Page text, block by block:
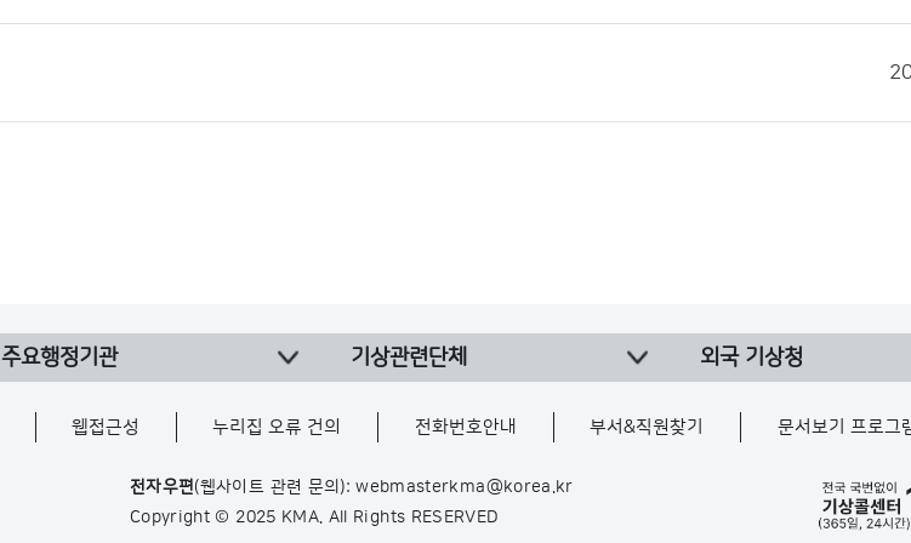
주요행정기관 기상관련단체 외국 기상청
웹접근성 누리집 오류 건의 전화번호안내 부서&직원찾기 문서보기 프로그
전자우편(웹사이트 관련 문의): webmasterkma@korea.kr
Copyright © 2025 KMA. All Rights RESERVED